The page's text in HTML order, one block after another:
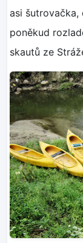
asi
poněkud
skautů ze